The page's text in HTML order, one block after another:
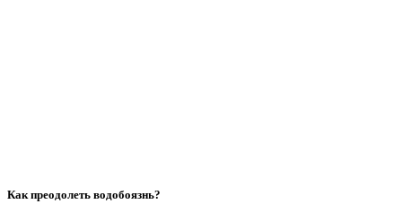
Как преодолеть водобоязнь?